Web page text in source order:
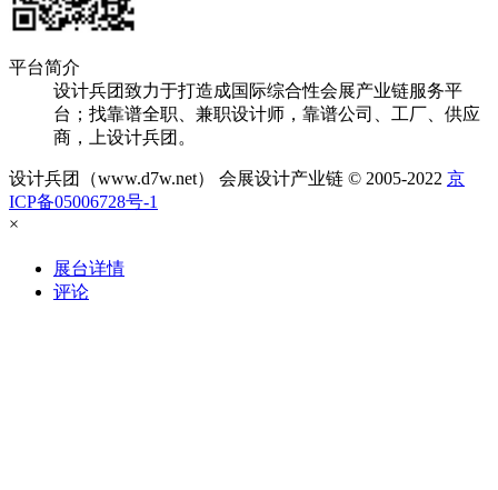
平台简介
设计兵团致力于打造成国际综合性会展产业链服务平
台；找靠谱全职、兼职设计师，靠谱公司、工厂、供应
商，上设计兵团。
设计兵团（www.d7w.net） 会展设计产业链 © 2005-2022 京
ICP备05006728号-1
×
展台详情
评论